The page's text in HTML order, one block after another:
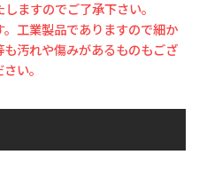
ますのでご了承下さい。
工業製品でありますので細か
汚れや傷みがあるものもござ
い。